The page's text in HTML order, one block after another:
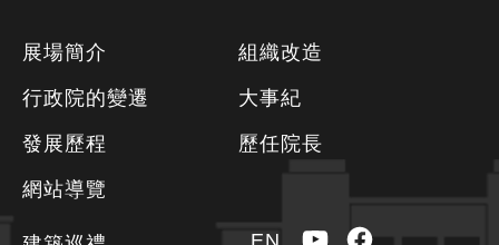
展場簡介
行政院的變遷
發展歷程
網站導覽
組織改造
大事紀
歷任院長
EN YouTubeFacebook